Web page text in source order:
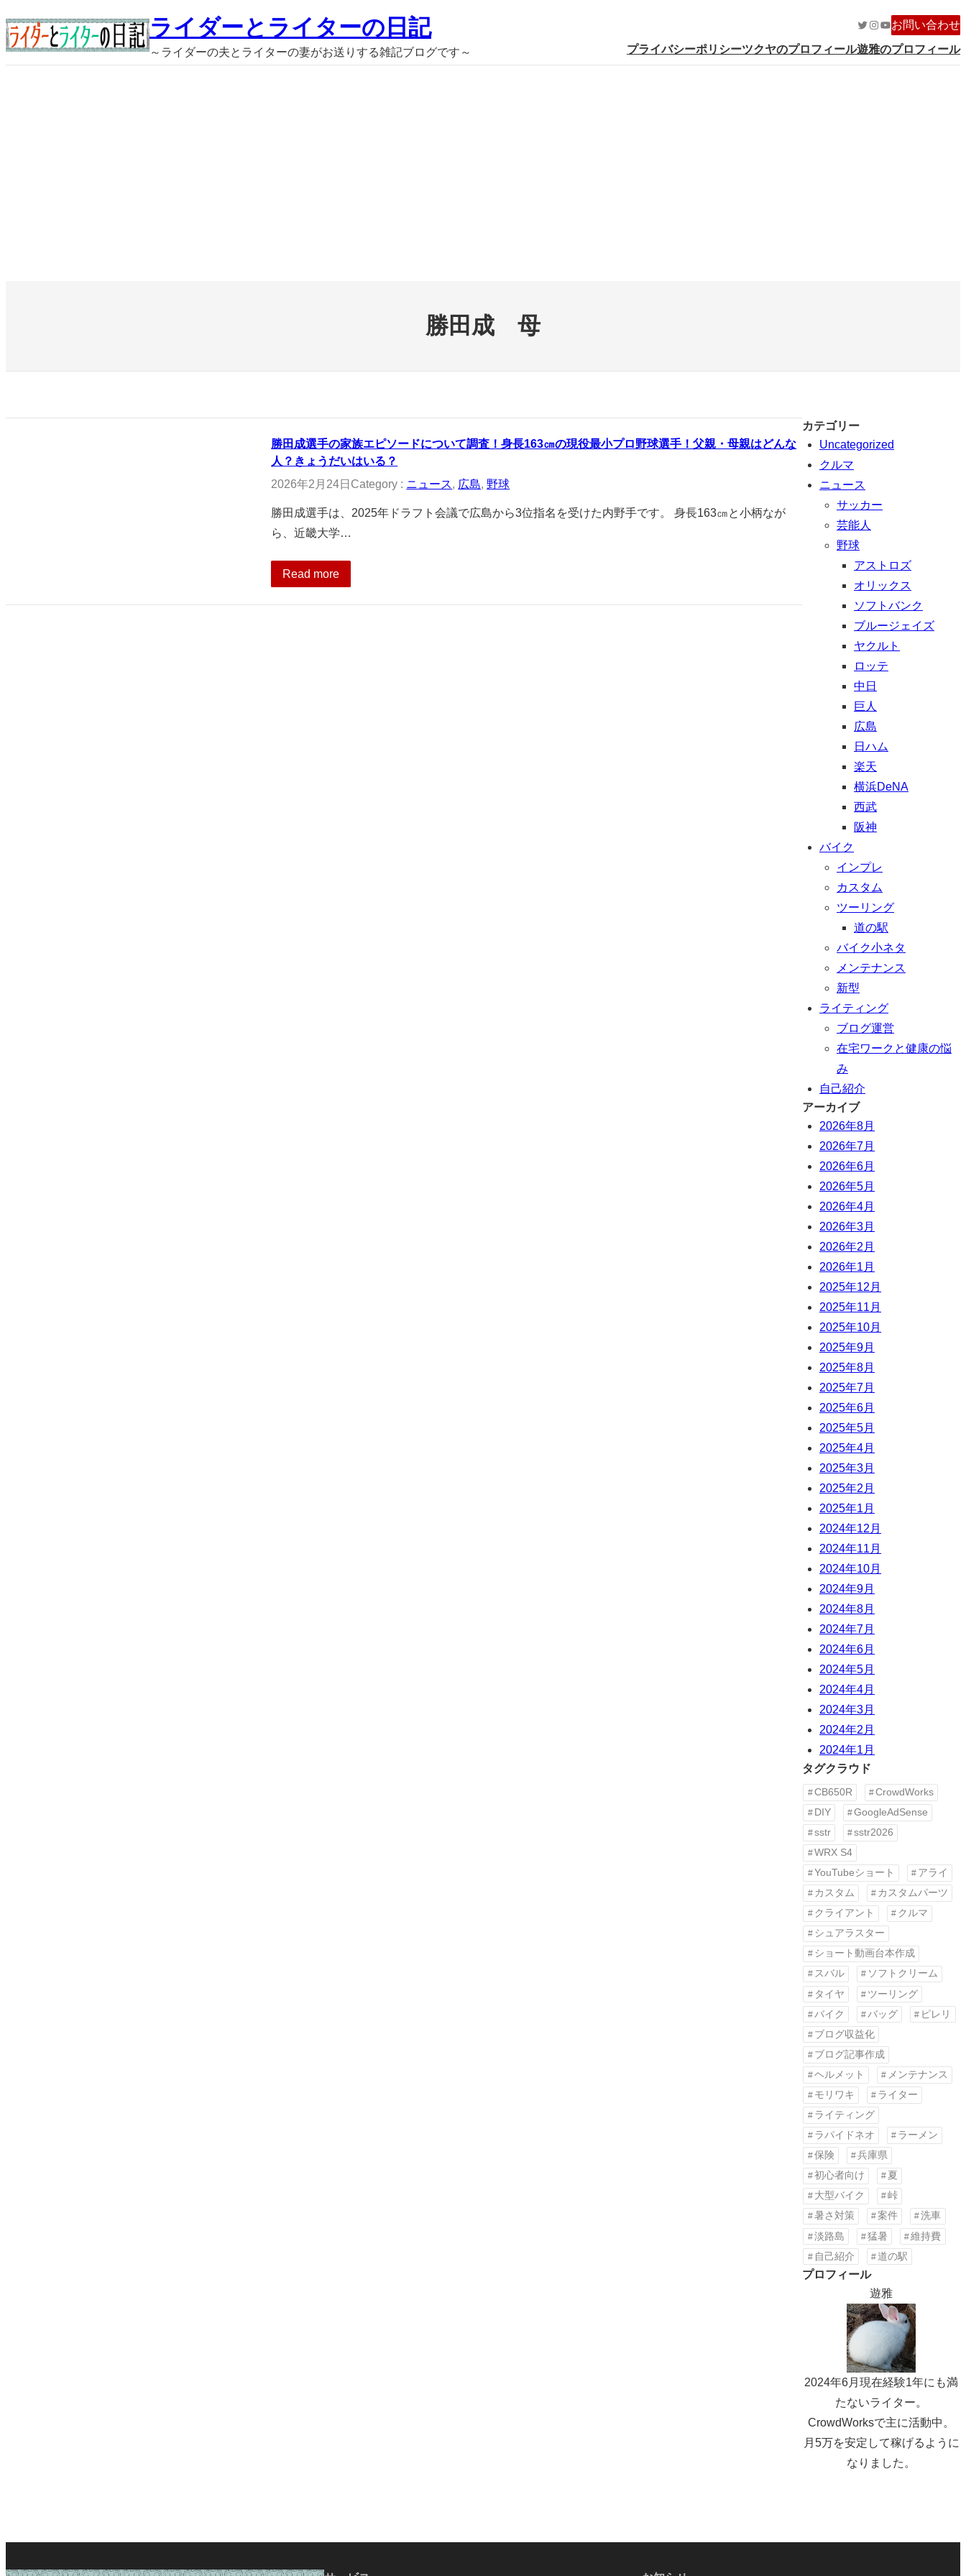
容
を
ライダーとライターの日記
～ライダーの夫とライターの妻がお送りする雑記ブログです～
Twitter
Instagram
YouTube
お問い合わせ
プライバシーポリシーツクヤのプロフィール遊雅のプロフィール
勝田成 母
勝田成選手の家族エピソードについて調査！身長163㎝の現役最小プロ野球選手！父親・母親はどんな
人？きょうだいはいる？
2026年2月24日 Category : ニュース, 広島, 野球
勝田成選手は、2025年ドラフト会議で広島から3位指名を受けた内野手です。 身長163㎝と小柄なが
ら、近畿大学…
Read more
カテゴリー
Uncategorized
クルマ
ニュース
サッカー
芸能人
野球
アストロズ
オリックス
ソフトバンク
ブルージェイズ
ヤクルト
ロッテ
中日
巨人
広島
日ハム
楽天
横浜DeNA
西武
阪神
バイク
インプレ
カスタム
ツーリング
道の駅
バイク小ネタ
メンテナンス
新型
ライティング
ブログ運営
在宅ワークと健康の悩
み
自己紹介
アーカイブ
2026年8月
2026年7月
2026年6月
2026年5月
2026年4月
2026年3月
2026年2月
2026年1月
2025年12月
2025年11月
2025年10月
2025年9月
2025年8月
2025年7月
2025年6月
2025年5月
2025年4月
2025年3月
2025年2月
2025年1月
2024年12月
2024年11月
2024年10月
2024年9月
2024年8月
2024年7月
2024年6月
2024年5月
2024年4月
2024年3月
2024年2月
2024年1月
タグクラウド
CB650R
CrowdWorks
DIY
GoogleAdSense
sstr
sstr2026
WRX S4
YouTubeショート
アライ
カスタム
カスタムパーツ
クライアント
クルマ
シュアラスター
ショート動画台本作成
スバル
ソフトクリーム
タイヤ
ツーリング
バイク
バッグ
ピレリ
ブログ収益化
ブログ記事作成
ヘルメット
メンテナンス
モリワキ
ライター
ライティング
ラパイドネオ
ラーメン
保険
兵庫県
初心者向け
夏
大型バイク
峠
暑さ対策
案件
洗車
淡路島
猛暑
維持費
自己紹介
道の駅
プロフィール
遊雅
2024年6月現在経験1年にも満
たないライター。
CrowdWorksで主に活動中。
月5万を安定して稼げるように
なりました。